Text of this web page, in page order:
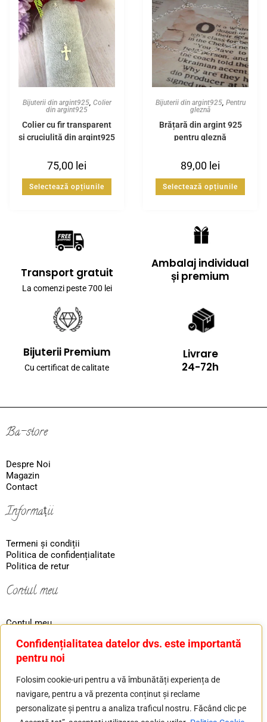
Confidențialitatea datelor dvs. este importantă
pentru noi
Folosim cookie-uri pentru a vă îmbunătăți experiența de
navigare, pentru a vă prezenta conținut și reclame
personalizate și pentru a analiza traficul nostru. Făcând clic pe
Bijuterii din argint925, Colier
din argint925
Colier cu fir transparent
și cruciuliță din argint925
75,00 lei
Selectează opțiunile
Bijuterii din argint925, Pentru
gleznă
Brățară din argint 925
pentru gleznă
89,00 lei
Selectează opțiunile
Transport gratuit
La comenzi peste 700 lei
Ambalaj individual
și premium
Bijuterii Premium
Cu certificat de calitate
Livrare
24-72h
Ba-store
Despre Noi
Magazin
Contact
Informații
Termeni și condiții
Politica de confidențialitate
Politica de retur
Contul meu
Contul meu
Ordin
Mail: basilver.gold@gmail.com